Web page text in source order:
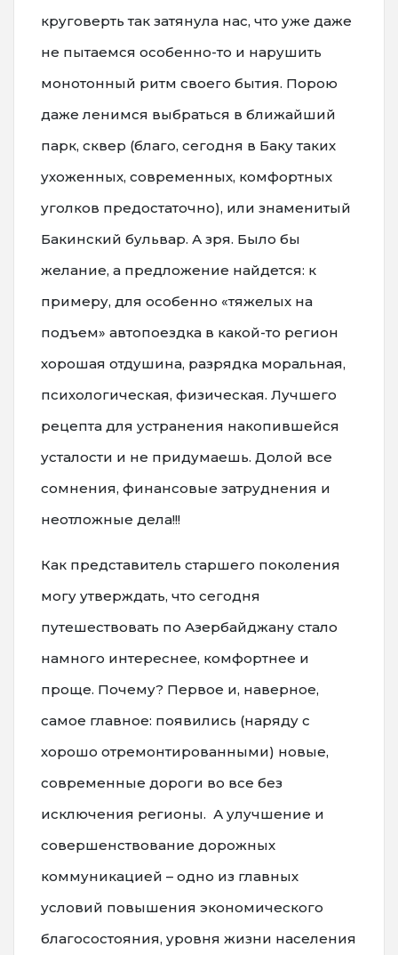
круговерть так затянула нас, что уже даже
не пытаемся особенно-то и нарушить
монотонный ритм своего бытия. Порою
даже ленимся выбраться в ближайший
парк, сквер (благо, сегодня в Баку таких
ухоженных, современных, комфортных
уголков предостаточно), или знаменитый
Бакинский бульвар. А зря. Было бы
желание, а предложение найдется: к
примеру, для особенно «тяжелых на
подъем» автопоездка в какой-то регион
хорошая отдушина, разрядка моральная,
психологическая, физическая. Лучшего
рецепта для устранения накопившейся
усталости и не придумаешь. Долой все
сомнения, финансовые затруднения и
неотложные дела!!!
Как представитель старшего поколения
могу утверждать, что сегодня
путешествовать по Азербайджану стало
намного интереснее, комфортнее и
проще. Почему? Первое и, наверное,
самое главное: появились (наряду с
хорошо отремонтированными) новые,
современные дороги во все без
исключения регионы. А улучшение и
совершенствование дорожных
коммуникацией – одно из главных
условий повышения экономического
благосостояния, уровня жизни населения